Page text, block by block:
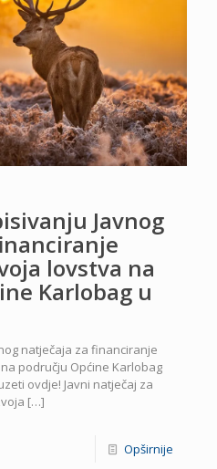
Javnog
lovstva na
Karlobag u
natječaja za financiranje
području Općine Karlobag
ovdje! Javni natječaj za
[…]
Opširnije